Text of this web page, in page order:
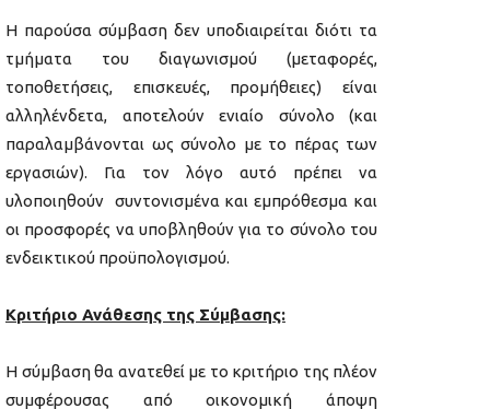
Η παρούσα σύμβαση δεν υποδιαιρείται διότι τα
τμήματα του διαγωνισμού (μεταφορές,
τοποθετήσεις, επισκευές, προμήθειες) είναι
αλληλένδετα, αποτελούν ενιαίο σύνολο (και
παραλαμβάνονται ως σύνολο με το πέρας των
εργασιών). Για τον λόγο αυτό πρέπει να
υλοποιηθούν συντονισμένα και εμπρόθεσμα και
οι προσφορές να υποβληθούν για το σύνολο του
ενδεικτικού προϋπολογισμού.
Κριτήριο Ανάθεσης της Σύμβασης:
Η σύμβαση θα ανατεθεί με το κριτήριο της πλέον
συμφέρουσας από οικονομική άποψη